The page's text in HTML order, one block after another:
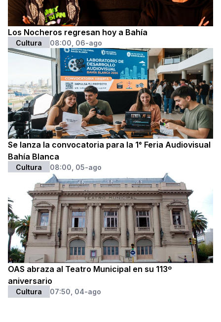
Los Nocheros regresan hoy a Bahía
Cultura 08:00, 06-ago
Se lanza la convocatoria para la 1° Feria Audiovisual
Bahía Blanca
Cultura 08:00, 05-ago
OAS abraza al Teatro Municipal en su 113º
aniversario
Cultura 07:50, 04-ago